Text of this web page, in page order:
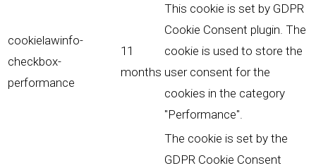
cookielawinfo-
checkbox-
performance
11
months
This cookie is set by GDPR
Cookie Consent plugin. The
cookie is used to store the
user consent for the
cookies in the category
"Performance".
The cookie is set by the
GDPR Cookie Consent